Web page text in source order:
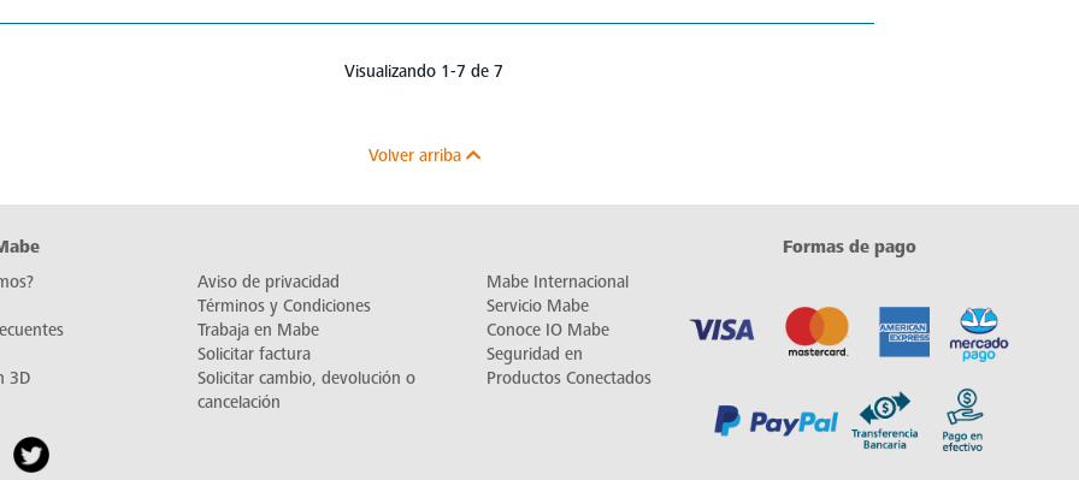
Visualizando 1-7 de 7
Volver arriba
3D
Aviso de privacidad
Términos y Condiciones
Trabaja en Mabe
Solicitar factura
Solicitar cambio, devolución o
cancelación
Mabe Internacional
Servicio Mabe
Conoce IO Mabe
Seguridad en
Productos Conectados
Formas de pago